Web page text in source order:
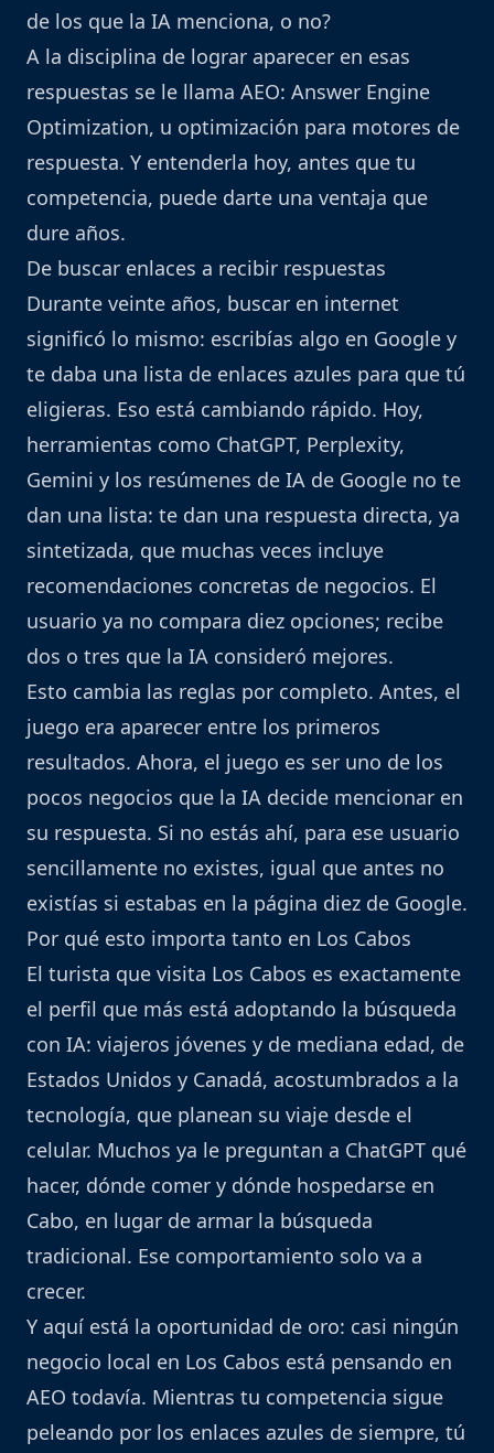
de los que la IA menciona, o no?
A la disciplina de lograr aparecer en esas
respuestas se le llama AEO: Answer Engine
Optimization, u optimización para motores de
respuesta. Y entenderla hoy, antes que tu
competencia, puede darte una ventaja que
dure años.
De buscar enlaces a recibir respuestas
Durante veinte años, buscar en internet
significó lo mismo: escribías algo en Google y
te daba una lista de enlaces azules para que tú
eligieras. Eso está cambiando rápido. Hoy,
herramientas como ChatGPT, Perplexity,
Gemini y los resúmenes de IA de Google no te
dan una lista: te dan una respuesta directa, ya
sintetizada, que muchas veces incluye
recomendaciones concretas de negocios. El
usuario ya no compara diez opciones; recibe
dos o tres que la IA consideró mejores.
Esto cambia las reglas por completo. Antes, el
juego era aparecer entre los primeros
resultados. Ahora, el juego es ser uno de los
pocos negocios que la IA decide mencionar en
su respuesta. Si no estás ahí, para ese usuario
sencillamente no existes, igual que antes no
existías si estabas en la página diez de Google.
Por qué esto importa tanto en Los Cabos
El turista que visita Los Cabos es exactamente
el perfil que más está adoptando la búsqueda
con IA: viajeros jóvenes y de mediana edad, de
Estados Unidos y Canadá, acostumbrados a la
tecnología, que planean su viaje desde el
celular. Muchos ya le preguntan a ChatGPT qué
hacer, dónde comer y dónde hospedarse en
Cabo, en lugar de armar la búsqueda
tradicional. Ese comportamiento solo va a
crecer.
Y aquí está la oportunidad de oro: casi ningún
negocio local en Los Cabos está pensando en
AEO todavía. Mientras tu competencia sigue
peleando por los enlaces azules de siempre, tú